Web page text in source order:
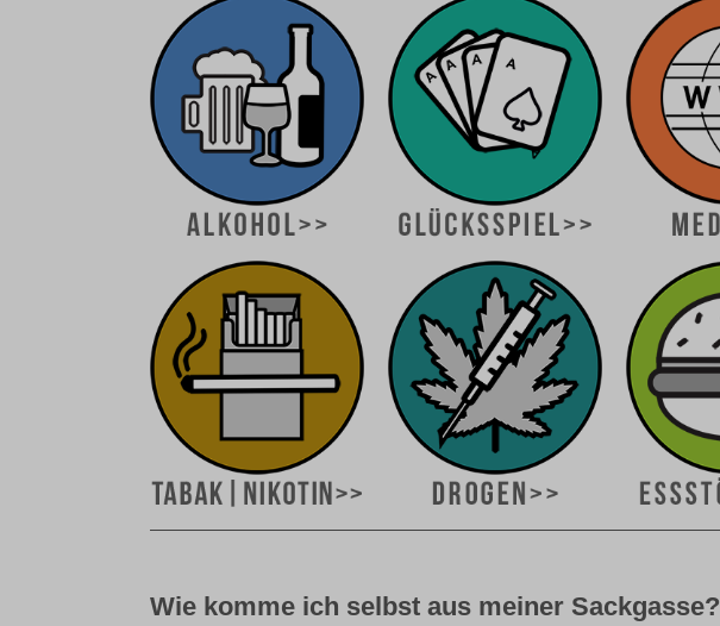
Wie komme ich selbst aus meiner Sackgasse?